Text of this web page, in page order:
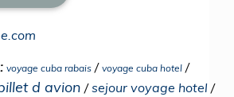
voyage cuba rabais / voyage cuba hotel /
d avion /sejour voyage hotel /